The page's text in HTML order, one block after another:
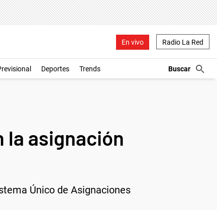
En vivo Radio La Red
Deportes Trends
la asignación
Único de Asignaciones